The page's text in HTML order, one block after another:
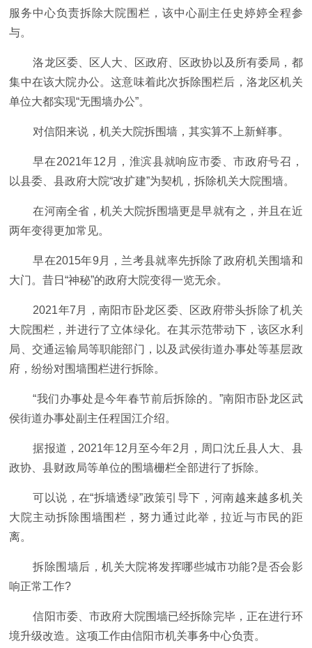
服务中心负责拆除大院围栏，该中心副主任史婷婷全程参
与。
洛龙区委、区人大、区政府、区政协以及所有委局，都
集中在该大院办公。这意味着此次拆除围栏后，洛龙区机关
单位大都实现“无围墙办公”。
对信阳来说，机关大院拆围墙，其实算不上新鲜事。
早在2021年12月，淮滨县就响应市委、市政府号召，
以县委、县政府大院“改扩建”为契机，拆除机关大院围墙。
在河南全省，机关大院拆围墙更是早就有之，并且在近
两年变得更加常见。
早在2015年9月，兰考县就率先拆除了政府机关围墙和
大门。昔日“神秘”的政府大院变得一览无余。
2021年7月，南阳市卧龙区委、区政府带头拆除了机关
大院围栏，并进行了立体绿化。在其示范带动下，该区水利
局、交通运输局等职能部门，以及武侯街道办事处等基层政
府，纷纷对围墙围栏进行拆除。
“我们办事处是今年春节前后拆除的。”南阳市卧龙区武
侯街道办事处副主任程国江介绍。
据报道，2021年12月至今年2月，周口沈丘县人大、县
政协、县财政局等单位的围墙栅栏全部进行了拆除。
可以说，在“拆墙透绿”政策引导下，河南越来越多机关
大院主动拆除围墙围栏，努力通过此举，拉近与市民的距
离。
拆除围墙后，机关大院将发挥哪些城市功能?是否会影
响正常工作?
信阳市委、市政府大院围墙已经拆除完毕，正在进行环
境升级改造。这项工作由信阳市机关事务中心负责。